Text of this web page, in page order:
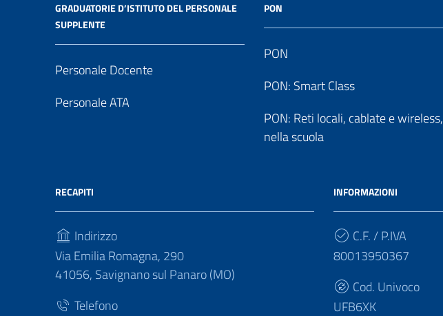
GRADUATORIE D’ISTITUTO DEL PERSONALE
SUPPLENTE
Personale Docente
Personale ATA
PON
PON
PON: Smart Class
PON: Reti locali, cablate e wireless,
nella scuola
RECAPITI
Indirizzo
Via Emilia Romagna, 290
41056, Savignano sul Panaro (MO)
Telefono
INFORMAZIONI
C.F. / P.IVA
80013950367
Cod. Univoco
UFB6XK